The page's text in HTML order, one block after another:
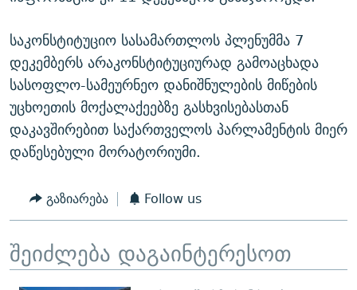
საკონსტიტუციო სასამართლოს პლენუმმა 7
დეკემბერს არაკონსტიტუციურად გამოაცხადა
სასოფლო-სამეურნეო დანიშნულების მიწების
უცხოეთის მოქალაქეებზე გასხვისებასთან
დაკავშირებით საქართველოს პარლამენტის მიერ
დაწესებული მორატორიუმი.
გაზიარება Follow us
შეიძლება დაგაინტერესოთ